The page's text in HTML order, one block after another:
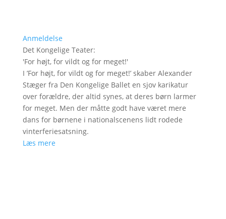
Anmeldelse
Det Kongelige Teater:
'For højt, for vildt og for meget!'
I ’For højt, for vildt og for meget!’ skaber Alexander
Stæger fra Den Kongelige Ballet en sjov karikatur
over forældre, der altid synes, at deres børn larmer
for meget. Men der måtte godt have været mere
dans for børnene i nationalscenens lidt rodede
vinterferiesatsning.
Læs mere